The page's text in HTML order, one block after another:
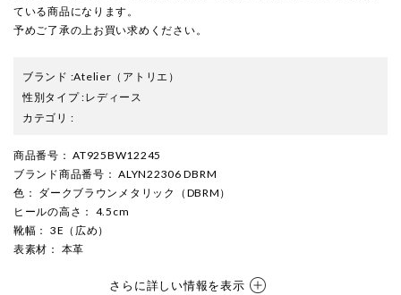
ている商品になります。
予めご了承の上お買い求めください。
ブランド :Atelier （アトリエ）
性別タイプ:レディース
カテゴリ :
商品番号 ： AT925BW12245
ブランド商品番号 ： ALYN22306 DBRM
色 ： ダークブラウンメタリック（DBRM）
ヒールの高さ ： 4.5cm
靴幅 ： 3E（広め）
表素材 ： 本革
さらに詳しい情報を表示